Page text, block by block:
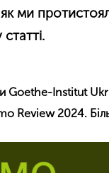
ми
Goethe-Institut
Review 2024.